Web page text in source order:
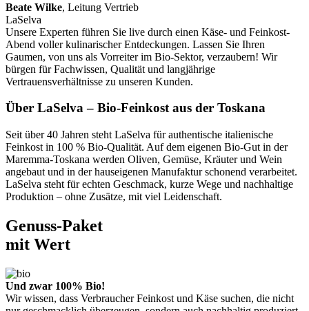
Beate Wilke, Leitung Vertrieb
LaSelva
Unsere Experten führen Sie live durch einen Käse- und Feinkost-
Abend voller kulinarischer Entdeckungen. Lassen Sie Ihren
Gaumen, von uns als Vorreiter im Bio-Sektor, verzaubern! Wir
bürgen für Fachwissen, Qualität und langjährige
Vertrauensverhältnisse zu unseren Kunden.
Über LaSelva – Bio-Feinkost aus der Toskana
Seit über 40 Jahren steht LaSelva für authentische italienische
Feinkost in 100 % Bio-Qualität. Auf dem eigenen Bio-Gut in der
Maremma-Toskana werden Oliven, Gemüse, Kräuter und Wein
angebaut und in der hauseigenen Manufaktur schonend verarbeitet.
LaSelva steht für echten Geschmack, kurze Wege und nachhaltige
Produktion – ohne Zusätze, mit viel Leidenschaft.
Genuss-Paket
mit Wert
Und zwar 100% Bio!
Wir wissen, dass Verbraucher Feinkost und Käse suchen, die nicht